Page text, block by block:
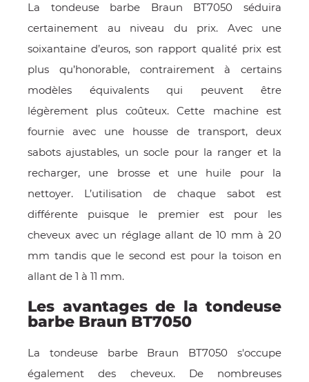
La tondeuse barbe Braun BT7050 séduira
certainement au niveau du prix. Avec une
soixantaine d’euros, son rapport qualité prix est
plus qu’honorable, contrairement à certains
modèles équivalents qui peuvent être
légèrement plus coûteux. Cette machine est
fournie avec une housse de transport, deux
sabots ajustables, un socle pour la ranger et la
recharger, une brosse et une huile pour la
nettoyer. L’utilisation de chaque sabot est
différente puisque le premier est pour les
cheveux avec un réglage allant de 10 mm à 20
mm tandis que le second est pour la toison en
allant de 1 à 11 mm.
Les avantages de la tondeuse
barbe Braun BT7050
La tondeuse barbe Braun BT7050 s'occupe
également des cheveux. De nombreuses